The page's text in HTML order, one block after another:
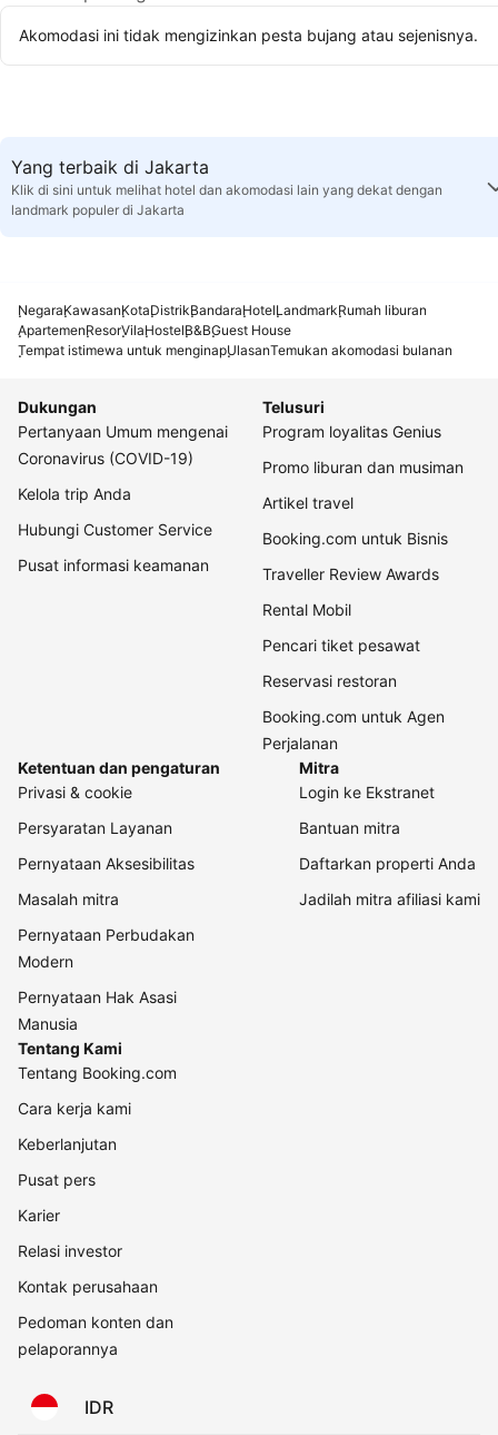
Akomodasi ini tidak mengizinkan pesta bujang atau sejenisnya.
Yang terbaik di Jakarta
Klik di sini untuk melihat hotel dan akomodasi lain yang dekat dengan
landmark populer di Jakarta
NegaraKawasanKotaDistrikBandaraHotelLandmarkRumah liburan
ApartemenResorVilaHostelB&BGuest House
Tempat istimewa untuk menginapUlasanTemukan akomodasi bulanan
Dukungan
Pertanyaan Umum mengenai
Coronavirus (COVID-19)
Kelola trip Anda
Hubungi Customer Service
Pusat informasi keamanan
Telusuri
Program loyalitas Genius
Promo liburan dan musiman
Artikel travel
Booking.com untuk Bisnis
Traveller Review Awards
Rental Mobil
Pencari tiket pesawat
Reservasi restoran
Booking.com untuk Agen
Perjalanan
Ketentuan dan pengaturan
Privasi & cookie
Persyaratan Layanan
Pernyataan Aksesibilitas
Masalah mitra
Pernyataan Perbudakan
Modern
Pernyataan Hak Asasi
Manusia
Mitra
Login ke Ekstranet
Bantuan mitra
Daftarkan properti Anda
Jadilah mitra afiliasi kami
Tentang Kami
Tentang Booking.com
Cara kerja kami
Keberlanjutan
Pusat pers
Karier
Relasi investor
Kontak perusahaan
Pedoman konten dan
pelaporannya
IDR